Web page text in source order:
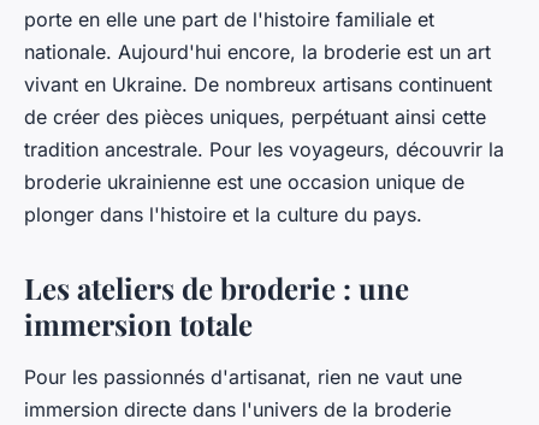
porte en elle une part de l'histoire familiale et
nationale. Aujourd'hui encore, la broderie est un art
vivant en Ukraine. De nombreux artisans continuent
de créer des pièces uniques, perpétuant ainsi cette
tradition ancestrale. Pour les voyageurs, découvrir la
broderie ukrainienne est une occasion unique de
plonger dans l'histoire et la culture du pays.
Les ateliers de broderie : une
immersion totale
Pour les passionnés d'artisanat, rien ne vaut une
immersion directe dans l'univers de la broderie